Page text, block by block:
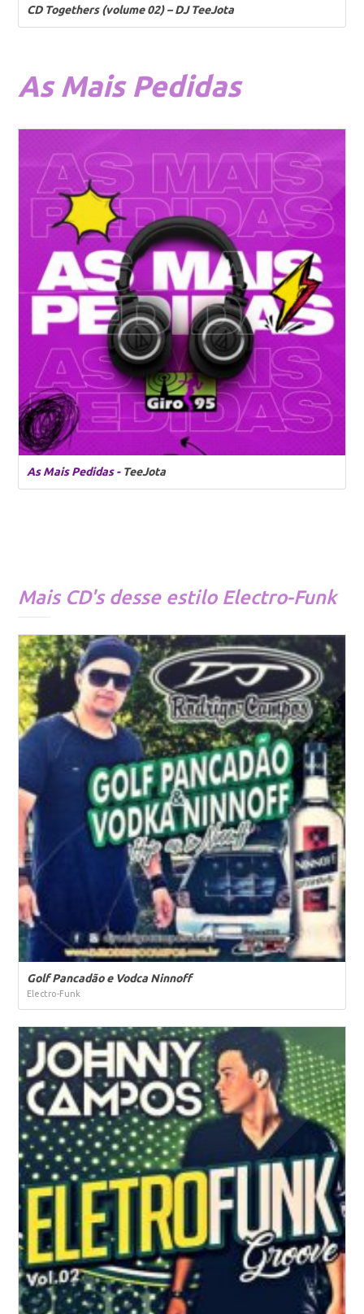
CD Togethers (volume 02) – DJ TeeJota
AsMais Pedidas
As Mais Pedidas - TeeJota
Mais CD's desse estilo Electro-Funk
Golf Pancadão e Vodca Ninnoff
Electro-Funk